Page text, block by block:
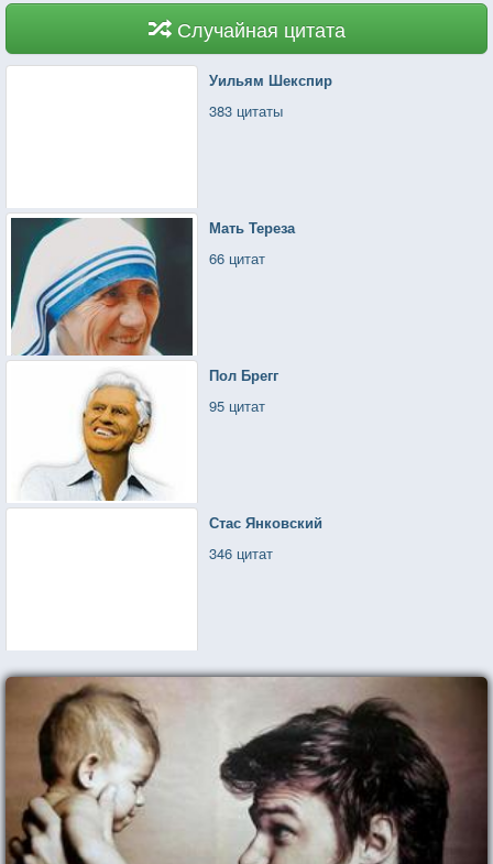
Случайная цитата
Уильям Шекспир
383 цитаты
Мать Тереза
66 цитат
Пол Брегг
95 цитат
Стас Янковский
346 цитат